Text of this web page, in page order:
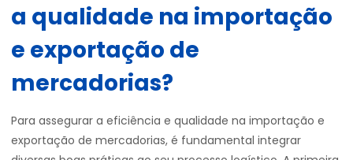
a qualidade na importação
e exportação de
mercadorias?
Para assegurar a eficiência e qualidade na importação e
exportação de mercadorias, é fundamental integrar